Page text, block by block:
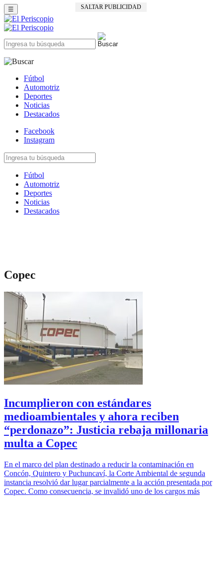
SALTAR PUBLICIDAD
☰
Fútbol
Automotriz
Deportes
Noticias
Destacados
Facebook
Instagram
Fútbol
Automotriz
Deportes
Noticias
Destacados
Copec
Incumplieron con estándares
medioambientales y ahora reciben
“perdonazo”: Justicia rebaja millonaria
multa a Copec
En el marco del plan destinado a reducir la contaminación en
Concón, Quintero y Puchuncaví, la Corte Ambiental de segunda
instancia resolvió dar lugar parcialmente a la acción presentada por
Copec. Como consecuencia, se invalidó uno de los cargos más